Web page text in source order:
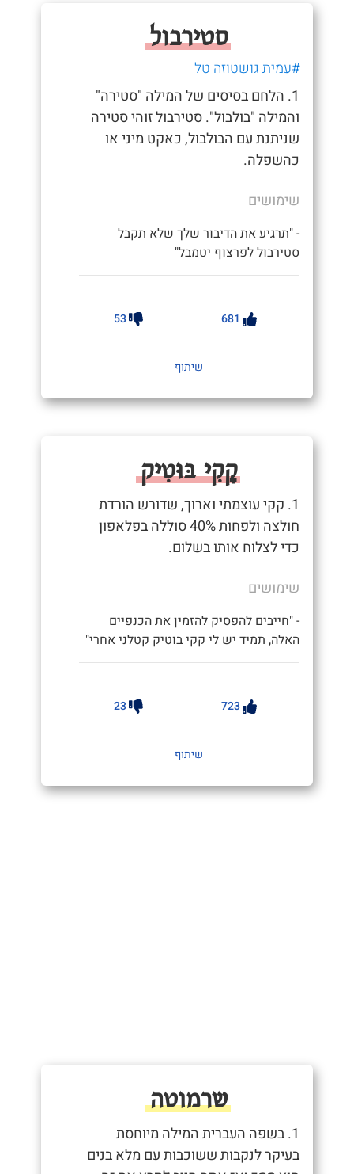
סטירבול
#עמית גושטוזה טל
1. הלחם בסיסים של המילה "סטירה"
והמילה "בולבול". סטירבול זוהי סטירה
שניתנת עם הבולבול, כאקט מיני או
כהשפלה.
שימושים
- "תרגיע את הדיבור שלך שלא תקבל
סטירבול לפרצוף יטמבל"
681
53
שיתוף
קָקִי בּוּטִיק
1. קקי עוצמתי וארוך, שדורש הורדת
חולצה ולפחות 40% סוללה בפלאפון
כדי לצלוח אותו בשלום.
שימושים
- "חייבים להפסיק להזמין את הכנפיים
האלה, תמיד יש לי קקי בוטיק קטלני אחרי"
723
23
שיתוף
שרמוטה
1. בשפה העברית המילה מיוחסת
בעיקר לנקבות ששוכבות עם מלא בנים